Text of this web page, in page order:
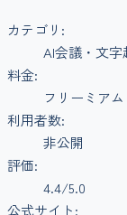
カテゴリ:
AI会議・文字
料金:
フリーミアム
利用者数:
非公開
評価:
4.4/5.0
公式サイト: